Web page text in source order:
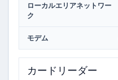
ローカルエリアネットワー
ク
モデム
カードリーダー